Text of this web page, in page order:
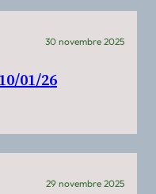
30 novembre 2025
01/26
29 novembre 2025